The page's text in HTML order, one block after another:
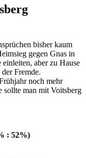
bisher kaum
gegen Gnas in
aber zu Hause
Fremde.
noch mehr
sollte man mit Voitsberg
: 52%)